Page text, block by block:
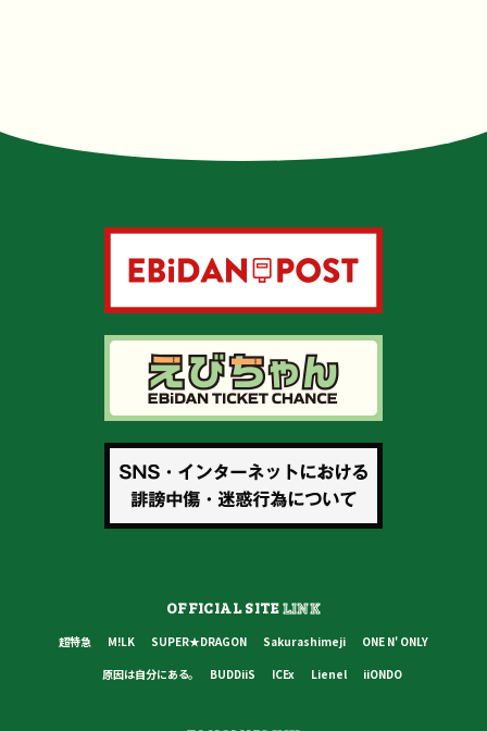
OFFICIAL SITELINK
超特急 M!LK SUPER★DRAGON Sakurashimeji
ONE N' ONLY
原因は自分にある。
BUDDiiS ICEx Lienel iiONDO